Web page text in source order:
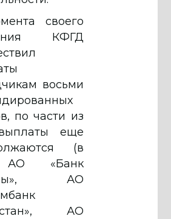
своего
КФГД
восьми
по части из
еще
(в
АО «Банк
АО
АО